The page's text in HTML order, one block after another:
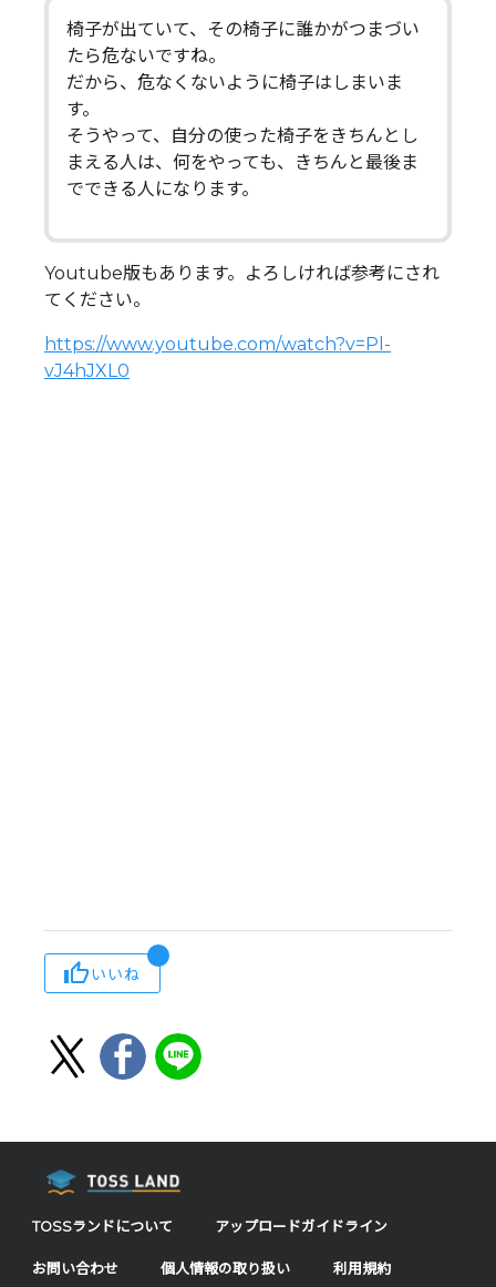
椅子が出ていて、その椅子に誰かがつまづい
たら危ないですね。
だから、危なくないように椅子はしまいま
す。
そうやって、自分の使った椅子をきちんとし
まえる人は、何をやっても、きちんと最後ま
でできる人になります。
Youtube版もあります。よろしければ参考にされ
てください。
https://www.youtube.com/watch?v=Pl-
vJ4hJXL0
いいね
TOSSランドについて アップロードガイドライン
お問い合わせ 個人情報の取り扱い 利用規約